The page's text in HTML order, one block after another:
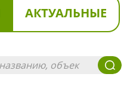
АКТУАЛЬНЫЕ